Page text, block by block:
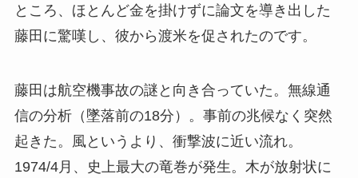
ところ、ほとんど金を掛けずに論文を導き出した
藤田に驚嘆し、彼から渡米を促されたのです。
藤田は航空機事故の謎と向き合っていた。無線通
信の分析（墜落前の18分）。事前の兆候なく突然
起きた。風というより、衝撃波に近い流れ。
1974/4月、史上最大の竜巻が発生。木が放射状に